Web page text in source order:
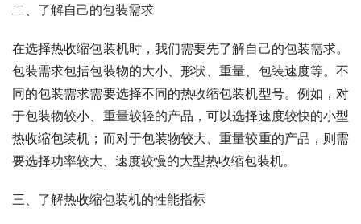
二、了解自己的包装需求
在选择热收缩包装机时，我们需要先了解自己的包装需求。
包装需求包括包装物的大小、形状、重量、包装速度等。不
同的包装需求需要选择不同的热收缩包装机型号。例如，对
于包装物较小、重量较轻的产品，可以选择速度较快的小型
热收缩包装机；而对于包装物较大、重量较重的产品，则需
要选择功率较大、速度较慢的大型热收缩包装机。
三、了解热收缩包装机的性能指标